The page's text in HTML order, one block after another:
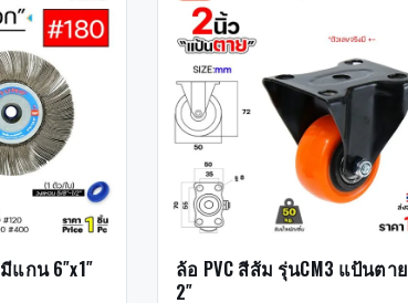
แกน 6″x1″
ล้อ PVC สีส้ม รุ่นCM3 แป้นตาย
2″